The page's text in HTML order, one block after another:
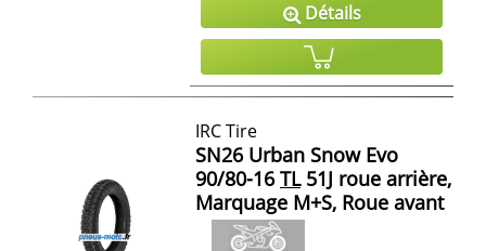
Détails
IRC Tire
SN26 Urban Snow Evo
90/80-16 TL51J roue arrière,
Marquage M+S, Roue avant